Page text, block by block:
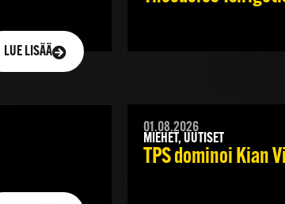
LUE LISÄÄ
01.08.2026
MIEHET, UUTISET
TPS dominoi Kian